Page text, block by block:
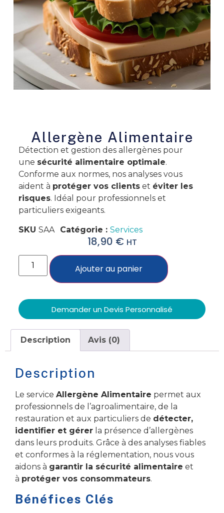
Allergène Alimentaire
Détection et gestion des allergènes pour
une sécurité alimentaire optimale.
Conforme aux normes, nos analyses vous
aident à protéger vos clientset éviter les
risques. Idéal pour professionnels et
particuliers exigeants.
SKU SAA Catégorie : Services
18,90 € HT
Ajouter au panier
Demander un Devis Personnalisé
Description Avis (0)
Description
Le service Allergène Alimentaire permet aux
professionnels de l’agroalimentaire, de la
restauration et aux particuliers de détecter,
identifier et gérer la présence d’allergènes
dans leurs produits. Grâce à des analyses fiables
et conformes à la réglementation, nous vous
aidons à garantir la sécurité alimentaire et
à protéger vos consommateurs.
Bénéfices Clés